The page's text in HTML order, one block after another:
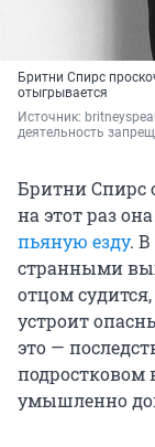
Бритни Спирс
отыгрывается
Источник:
деятельность
Бритни Спирс
на этот раз
пьяную езду. В
странными
отцом
устроит
это —
подростковом
умышленно